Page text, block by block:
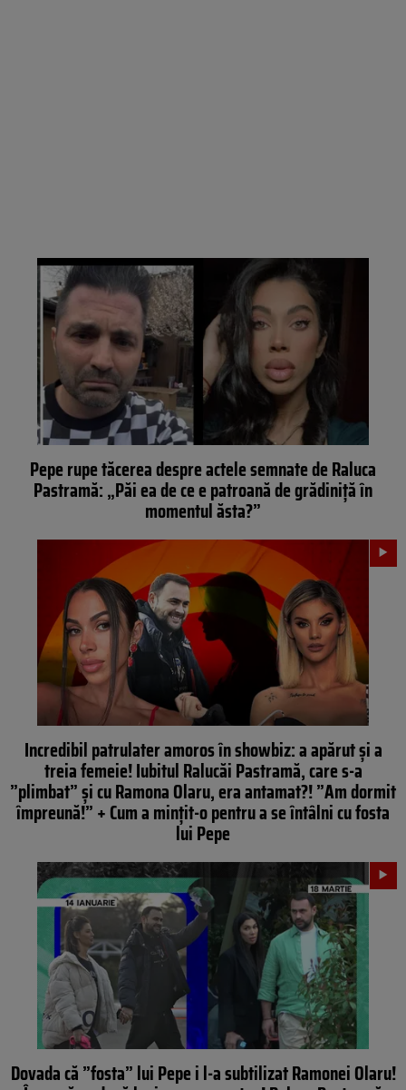
Pepe rupe tăcerea despre actele semnate de Raluca
Pastramă: „Păi ea de ce e patroană de grădiniță în
momentul ăsta?”
Incredibil patrulater amoros în showbiz: a apărut și a
treia femeie! Iubitul Ralucăi Pastramă, care s-a
”plimbat” și cu Ramona Olaru, era antamat?! ”Am dormit
împreună!” + Cum a mințit-o pentru a se întâlni cu fosta
lui Pepe
Dovada că ”fosta” lui Pepe i l-a subtilizat Ramonei Olaru!